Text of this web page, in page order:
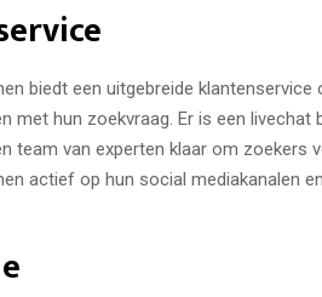
biedt een uitgebreide
met hun zoekvraag. Er is een
team van experten klaar om zoekers
actief op hun social mediakanalen